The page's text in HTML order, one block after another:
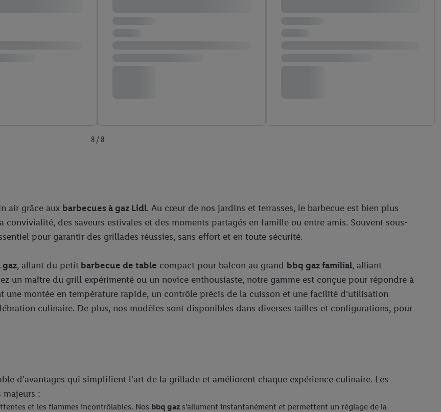
8 / 8
air grâce aux barbecues à gaz Lidl. Au cœur de nos jardins et terrasses, le barbecue est bien plus
des saveurs estivales et des moments partagés en famille ou entre amis. Souvent sous-
pour garantir des grillades réussies, sans effort et en toute sécurité.
gaz, allant du petit barbecue de table compact pour balcon au grand bbq gaz familial, alliant
un maître du grill expérimenté ou un novice enthousiaste, notre gamme est conçue pour répondre à
une montée en température rapide, un contrôle précis de la cuisson et une facilité d'utilisation
culinaire. De plus, nos modèles sont disponibles dans diverses tailles et configurations, pour
d'avantages qui simplifient l'art de la grillade et améliorent chaque expérience culinaire. Les
:
et les flammes incontrôlables. Nos bbq gaz s'allument instantanément et permettent un réglage de la